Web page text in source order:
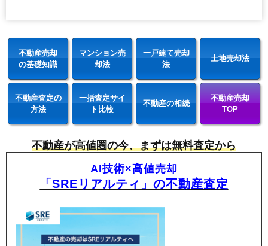
不動産売却
の基礎知識
マンション売
却法
一戸建て売却
法
土地売却法
不動産査定の
方法
一括査定サイ
ト比較
不動産の相続
不動産売却
TOP
不動産が高値圏の今、まずは無料査定から
AI技術×高値売却
「SREリアルティ」の不動産査定